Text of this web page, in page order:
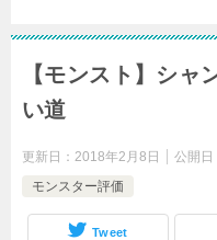
【モンスト】シャ
い道
更新日： 2018年2月8日 公開日
モンスター評価
Tweet